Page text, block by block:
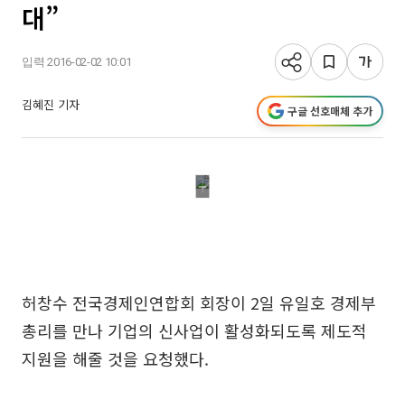
대”
입력 2016-02-02 10:01
김혜진 기자 구글 선호매체 추가
허창수 전국경제인연합회 회장이 2일 유일호 경제부
총리를 만나 기업의 신사업이 활성화되도록 제도적
지원을 해줄 것을 요청했다.